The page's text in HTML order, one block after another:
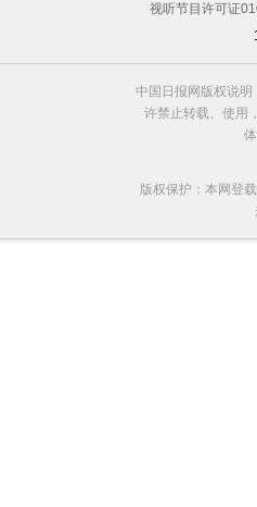
视听节目许可证
中国日报网版权说明
许禁止转载、使用
版权保护：本网登